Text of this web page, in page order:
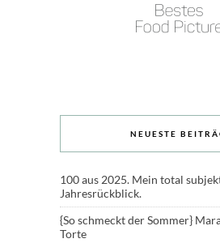
NEUESTE
100 aus 2025. Mein total
Jahresrückblick.
{So schmeckt der Sommer}
Torte